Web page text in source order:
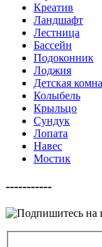
Креатив
Ландшафт
Лестница
Бассейн
Подоконник
Лоджия
Детская
Колыбель
Крыльцо
Сундук
Лопата
Навес
Мостик
-----------